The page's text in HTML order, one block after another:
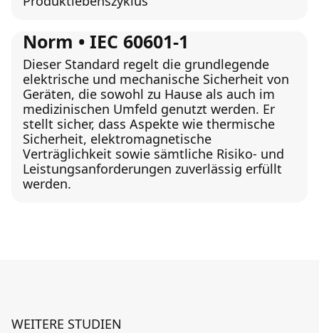
Norm • IEC 60601-1
Dieser Standard regelt die grundlegende
elektrische und mechanische Sicherheit von
Geräten, die sowohl zu Hause als auch im
medizinischen Umfeld genutzt werden. Er
stellt sicher, dass Aspekte wie thermische
Sicherheit, elektromagnetische
Verträglichkeit sowie sämtliche Risiko- und
Leistungsanforderungen zuverlässig erfüllt
werden.
WEITERE STUDIEN